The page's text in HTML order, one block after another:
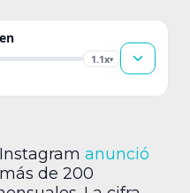
1.1x▾
anunció
de 200